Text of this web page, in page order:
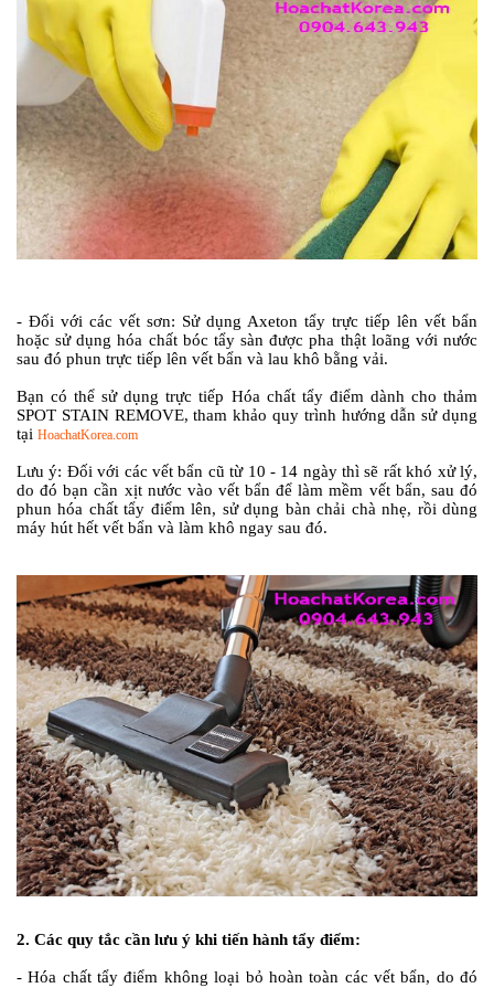
- Đối với các vết sơn: Sử dụng Axeton tẩy trực tiếp lên vết bẩn
hoặc sử dụng hóa chất bóc tẩy sàn được pha thật loãng với nước
sau đó phun trực tiếp lên vết bẩn và lau khô bằng vải.
Bạn có thể sử dụng trực tiếp Hóa chất tẩy điểm dành cho thảm
SPOT STAIN REMOVE, tham khảo quy trình hướng dẫn sử dụng
tại HoachatKorea.com
Lưu ý: Đối với các vết bẩn cũ từ 10 - 14 ngày thì sẽ rất khó xử lý,
do đó bạn cần xịt nước vào vết bẩn để làm mềm vết bẩn, sau đó
phun hóa chất tẩy điểm lên, sử dụng bàn chải chà nhẹ, rồi dùng
máy hút hết vết bẩn và làm khô ngay sau đó.
2. Các quy tắc cần lưu ý khi tiến hành tẩy điểm:
- Hóa chất tẩy điểm không loại bỏ hoàn toàn các vết bẩn, do đó